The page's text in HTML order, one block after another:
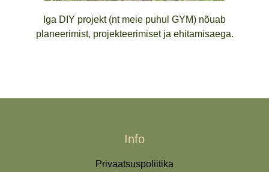
Iga DIY projekt (nt meie puhul GYM) nõuab
planeerimist, projekteerimiset ja ehitamisaega.
Info
Privaatsuspoliitika